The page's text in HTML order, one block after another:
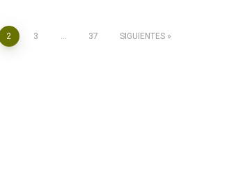
2 3 37 SIGUIENTES